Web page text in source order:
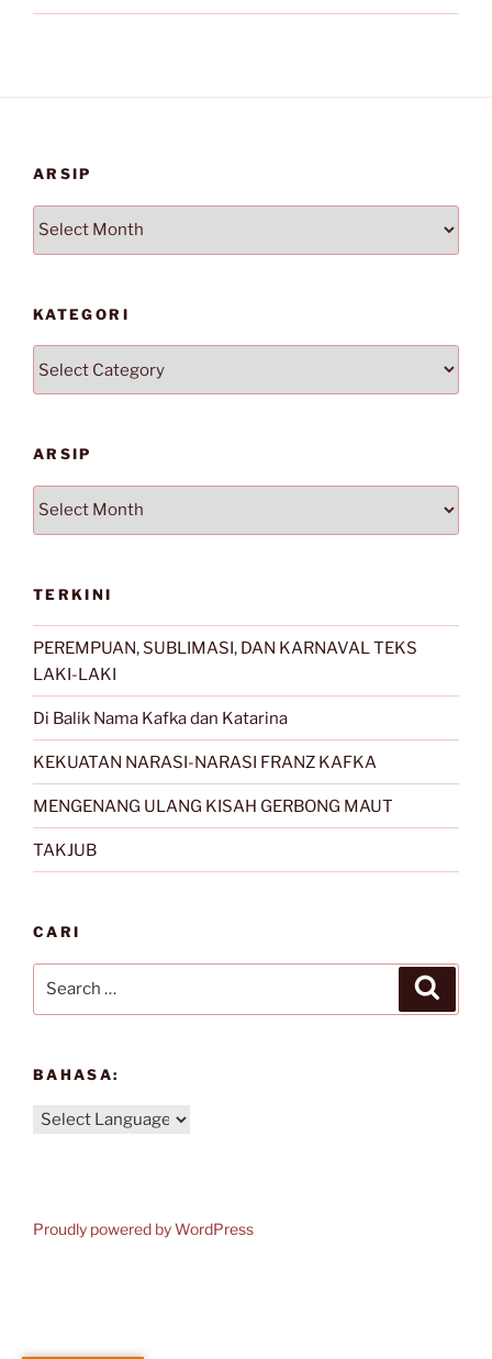
ARSIP
Arsip
KATEGORI
ARSIP
Arsip
TERKINI
PEREMPUAN, SUBLIMASI, DAN KARNAVAL TEKS
LAKI-LAKI
Di Balik Nama Kafka dan Katarina
KEKUATAN NARASI-NARASI FRANZ KAFKA
MENGENANG ULANG KISAH GERBONG MAUT
TAKJUB
CARI
BAHASA:
Proudly powered by WordPress